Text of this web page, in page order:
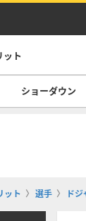
ット
ショーダウン
ット 選手 ドジ